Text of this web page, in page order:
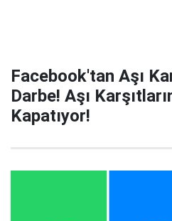
Facebook'tan Aşı
Darbe! Aşı
Kapatıyor!